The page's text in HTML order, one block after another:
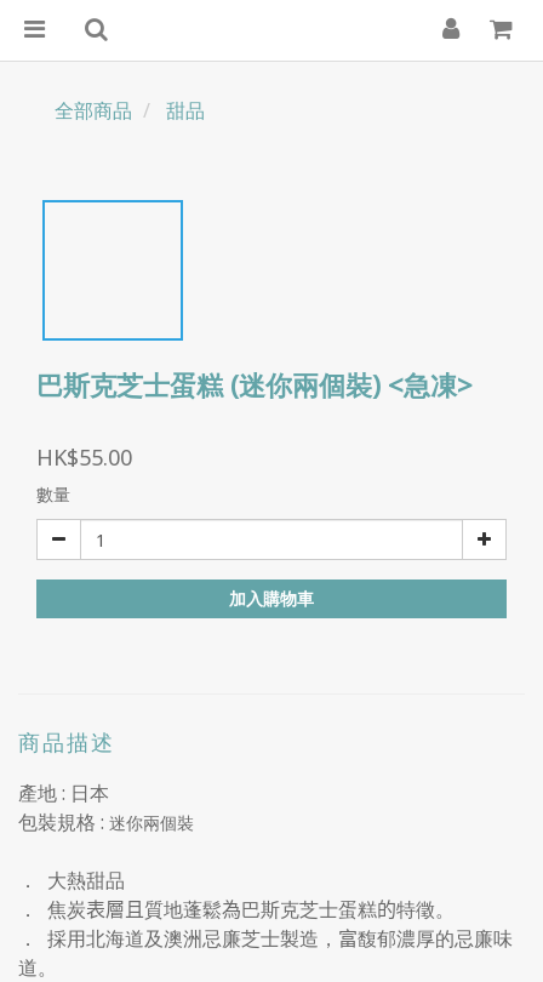
全部商品 甜品
巴斯克芝士蛋糕 (迷你兩個裝) <急凍>
HK$55.00
數量
加入購物車
商品描述
產地 : 日本
包裝規格 : 迷你兩個裝
．
大熱甜品
．
焦炭表層且質地蓬鬆為巴斯克芝士蛋糕的特徵。
．
採用北海道及澳洲忌廉芝士製造， 富馥郁濃厚的忌廉味
道。